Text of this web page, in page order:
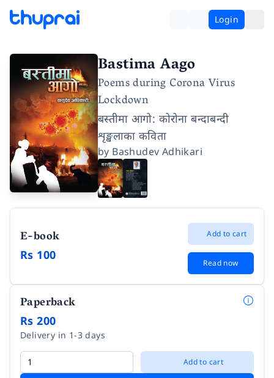
Login
Bastima Aago
Poems during Corona Virus
Lockdown
बस्तीमा आगो: कोरोना बन्दाबन्दी
शृङ्खलाका कविता
by Bashudev Adhikari
E-book
Rs 100
Add to cart
Read now
Paperback
Rs 200
Delivery in 1-3 days
Add to cart